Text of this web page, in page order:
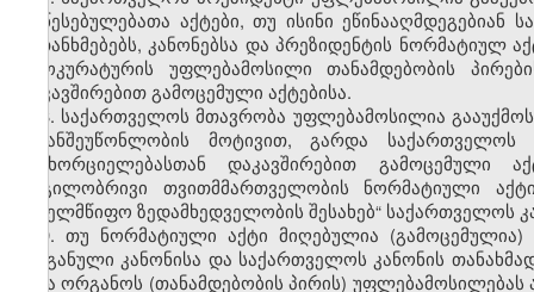
დაწესებულებათა აქტები, თუ ისინი
შეთანხმებებს, კანონებსა და პრეზიდენტის
პროკურატურის უფლებამოსილი თანამდებობის
დაკავშირებით გამოცემული აქტებისა.
8. საქართველოს მთავრობა უფლებამოსილია
მიზანშეუწონლობის მოტივით, გარდა
განხორციელებასთან დაკავშირებით გამოცემული
ადგილობრივი თვითმმართველობის ნორმატიული
სახელმწიფო ზედამხედველობის შესახებ“ საქართველოს
9. თუ ნორმატიული აქტი მიღებულია
ორგანული კანონისა და საქართველოს კანონის
სხვა ორგანოს (თანამდებობის პირის)